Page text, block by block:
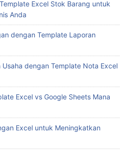
Excel Stok Barang untuk
Anda
dengan Template Laporan
dengan Template Nota Excel
Excel vs Google Sheets Mana
Excel untuk Meningkatkan